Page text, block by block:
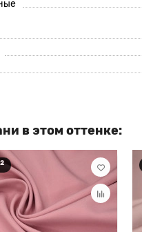
в этом оттенке: